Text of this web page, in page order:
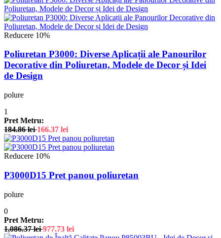
Reducere 10%
Poliuretan P3000: Diverse Aplicații ale Panourilor
Decorative din Poliuretan, Modele de Decor și Idei
de Design
polure
1
Pret Metru:
184.86lei 166.37 lei
Reducere 10%
P3000D15 Pret panou poliuretan
polure
0
Pret Metru:
1,086.37lei 977.73 lei